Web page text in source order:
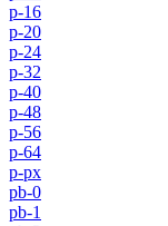
p-16
p-20
p-24
p-32
p-40
p-48
p-56
p-64
p-px
pb-0
pb-1